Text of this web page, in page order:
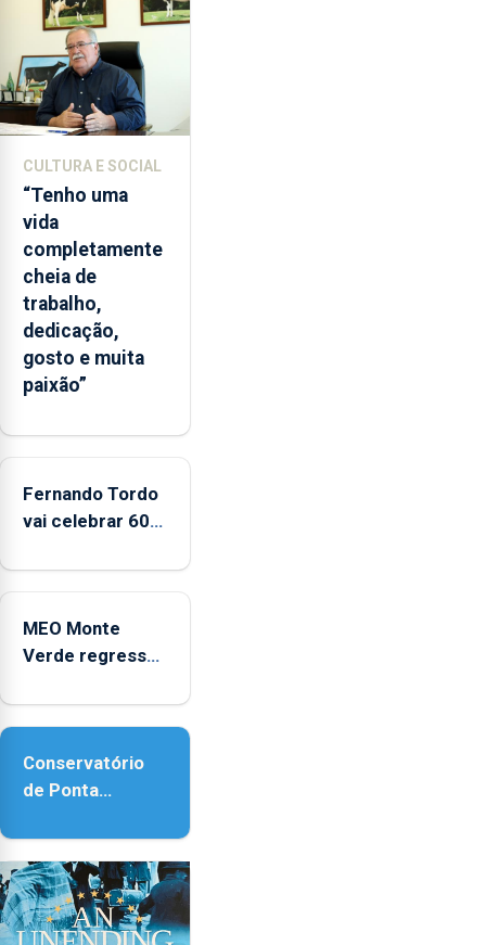
entre
2022
e
2026.
A
ilha
das
Flores
apresenta
um
“decréscimo
significativo”
da
CPUE
entre
e
CULTURA E SOCIAL
“Tenho uma
vida
completamente
cheia de
trabalho,
dedicação,
gosto e muita
paixão”
Fernando Tordo
vai celebrar 60
no Coliseu
MEO Monte
Verde regressa
acessibilidade
Conservatório
de Ponta
contar com
novos
instrumentos